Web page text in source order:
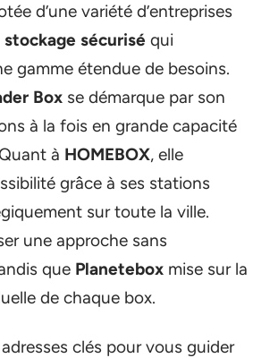
d’une variété d’entreprises
stockage sécurisé qui
gamme étendue de besoins.
Box se démarque par son
à la fois en grande capacité
à HOMEBOX, elle
grâce à ses stations
sur toute la ville.
une approche sans
que Planetebox mise sur la
de chaque box.
clés pour vous guider